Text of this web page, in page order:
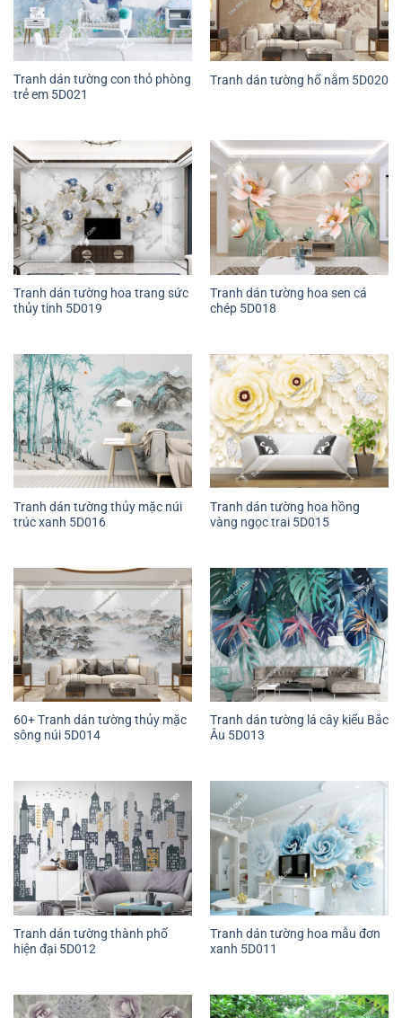
Tranh dán tường con thỏ phòng
trẻ em 5D021
Tranh dán tường hổ nằm 5D020
Tranh dán tường hoa trang sức
thủy tinh 5D019
Tranh dán tường hoa sen cá
chép 5D018
Tranh dán tường thủy mặc núi
trúc xanh 5D016
Tranh dán tường hoa hồng
vàng ngọc trai 5D015
60+ Tranh dán tường thủy mặc
sông núi 5D014
Tranh dán tường lá cây kiểu Bắc
Âu 5D013
Tranh dán tường thành phố
hiện đại 5D012
Tranh dán tường hoa mẫu đơn
xanh 5D011